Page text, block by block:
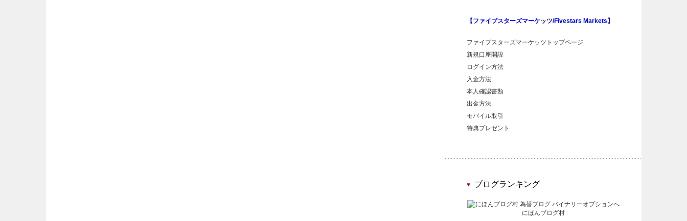
【ファイブスターズマーケッツ/Fivestars Markets】
ファイブスターズマーケッツトップページ
新規口座開設
ログイン方法
入金方法
本人確認書類
出金方法
モバイル取引
特典プレゼント
ブログランキング
にほんブログ村